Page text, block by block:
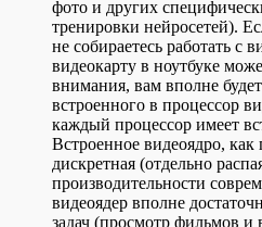
фото и других
тренировки нейросетей).
не собираетесь работать с
видеокарту в ноутбуке
внимания, вам вполне
встроенного в процессор
каждый процессор имеет
Встроенное видеоядро, как
дискретная (отдельно
производительности
видеоядер вполне
задач (просмотр фильмов и